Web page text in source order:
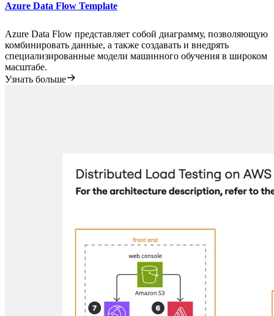
Azure Data Flow Template
Azure Data Flow представляет собой диаграмму, позволяющую
комбинировать данные, а также создавать и внедрять
специализированные модели машинного обучения в широком
масштабе.
Узнать больше